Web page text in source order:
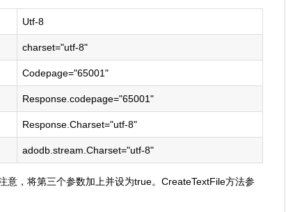
Utf-8
charset="utf-8"
Codepage="65001"
Response.codepage="65001"
Response.Charset="utf-8"
adodb.stream.Charset="utf-8"
，将第三个参数加上并设为true。CreateTextFile方法参